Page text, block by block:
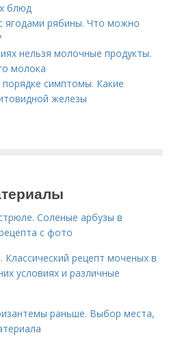
блюд
ягодами рябины. Что можно
нельзя молочные продукты.
молока
симптомы. Какие
железы
Соленые арбузы в
с фото
рецепт моченых в
условиях и различные
раньше. Выбор места,